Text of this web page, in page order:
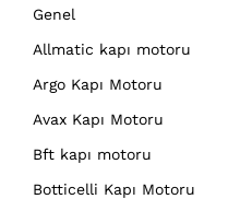
Genel
Allmatic kapı motoru
Argo Kapı Motoru
Avax Kapı Motoru
Bft kapı motoru
Botticelli Kapı Motoru